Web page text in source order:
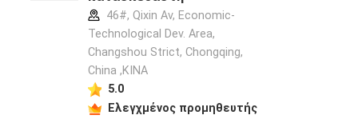
46#, Qixin Av, Economic-
Technological Dev. Area,
Changshou Strict, Chongqing,
China ,ΚΙΝΑ
5.0
Ελεγχμένος προμηθευτής